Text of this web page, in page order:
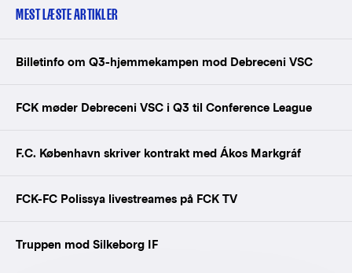
MEST LÆSTE ARTIKLER
Billetinfo om Q3-hjemmekampen mod Debreceni VSC
FCK møder Debreceni VSC i Q3 til Conference League
F.C. København skriver kontrakt med Ákos Markgráf
FCK-FC Polissya livestreames på FCK TV
Truppen mod Silkeborg IF